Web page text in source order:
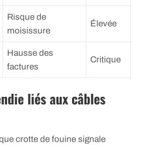
Risque de
moisissure
Élevée
Hausse des
factures
Critique
liés aux câbles
crotte de fouine signale